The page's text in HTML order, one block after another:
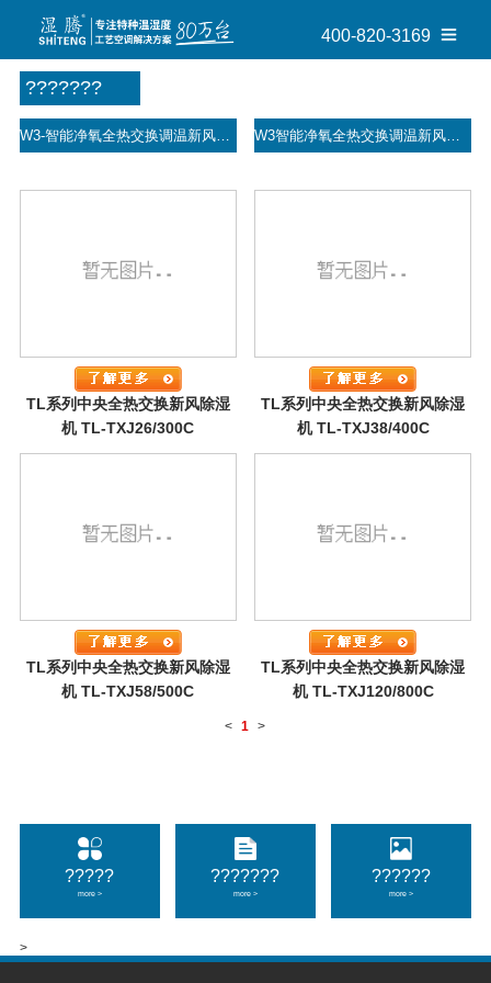
400-820-3169
W3-智能净氧全热交换调温新风机
???????
>
?????
more >
???????
more >
??????
more >
TL系列中央全热交换新风除湿
机 TL-TXJ26/300C
TL系列中央全热交换新风除湿
机 TL-TXJ38/400C
TL系列中央全热交换新风除湿
机 TL-TXJ58/500C
TL系列中央全热交换新风除湿
机 TL-TXJ120/800C
< 1 >